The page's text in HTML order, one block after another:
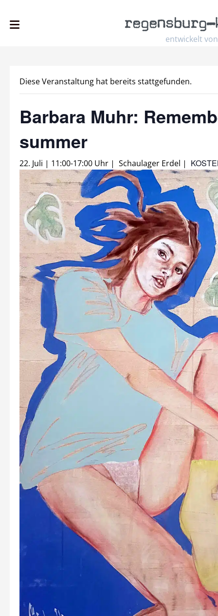
entwickelt von
regensburg–
Diese Veranstaltung hat bereits stattgefunden.
Barbara Muhr:
summer
22. Juli | 11:00-17:00 Uhr | Schaulager Erdel |